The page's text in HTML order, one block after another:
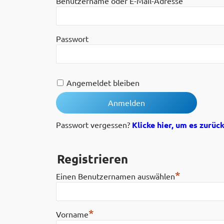
Passwort
Angemeldet bleiben
Passwort vergessen? Klicke hier, um es
Registrieren
Einen Benutzernamen auswählen*
Vorname*